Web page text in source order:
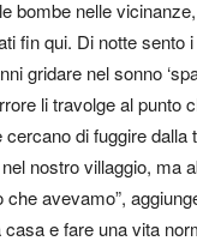
bombe nelle
fin qui. Di notte sento
gridare nel sonno
li travolge al punto
di fuggire dalla
nostro villaggio, ma
che avevamo”,
e fare una vita